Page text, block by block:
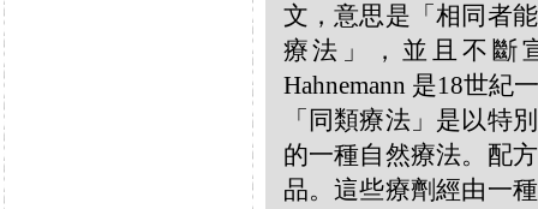
文，意思是「相同者
療法」，並且不斷
Hahnemann 是18世紀
「同類療法」是以特
的一種自然療法。配
品。這些療劑經由一